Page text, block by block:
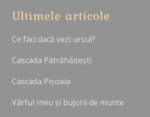
Ultimele articole
Ce faci dacă vezi ursul?
Cascada Pătrăhăițești
Cascada Pișoaia
Vârful Ineu și bujorii de munte